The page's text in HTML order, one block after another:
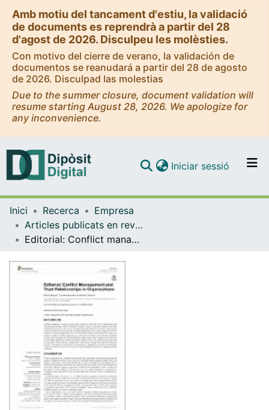
Amb motiu del tancament d'estiu, la validació
de documents es reprendrà a partir del 28
d'agost de 2026. Disculpeu les molèsties.
Con motivo del cierre de verano, la validación de
documentos se reanudará a partir del 28 de agosto
de 2026. Disculpad las molestias
Due to the summer closure, document validation will
resume starting August 28, 2026. We apologize for
any inconvenience.
Navega per tot el DD
Iniciar sessió (current)
Inici Recerca
Empresa
Articles publicats en revistes (Empresa)
Editorial: Conflict management and trust relationships in organizations